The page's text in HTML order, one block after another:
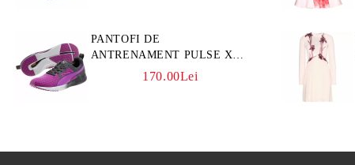
PANTOFI DE
ANTRENAMENT PULSE XT
170.00Lei